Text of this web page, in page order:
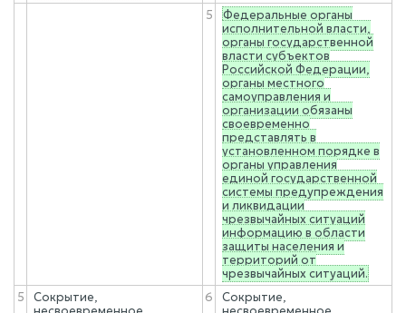
5
Федеральные органы
исполнительной власти,
органы государственной
власти субъектов
Российской Федерации,
органы местного
самоуправления и
организации обязаны
своевременно
представлять в
установленном порядке в
органы управления
единой государственной
системы предупреждения
и ликвидации
чрезвычайных ситуаций
информацию в области
защиты населения и
территорий от
чрезвычайных ситуаций.
5
Сокрытие,
6
Сокрытие,